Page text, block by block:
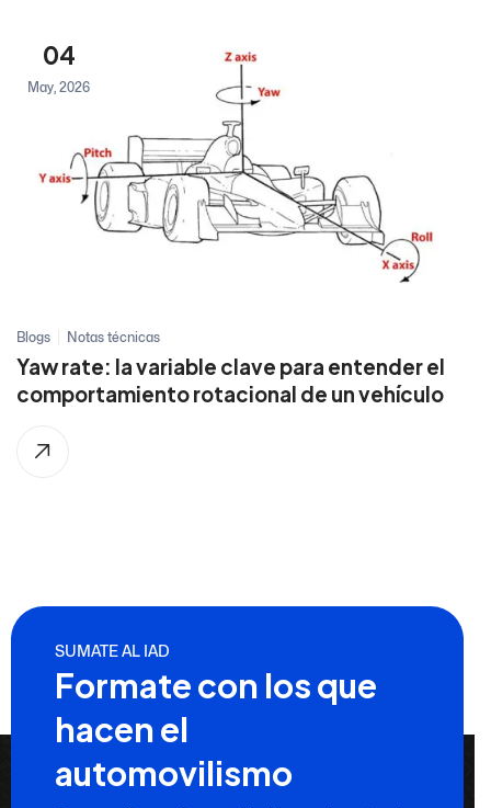
04
May, 2026
Blogs Notas técnicas
Yaw rate: la variable clave para entender el
comportamiento rotacional de un vehículo
SUMATE AL IAD
Formate con los que
hacen el
automovilismo